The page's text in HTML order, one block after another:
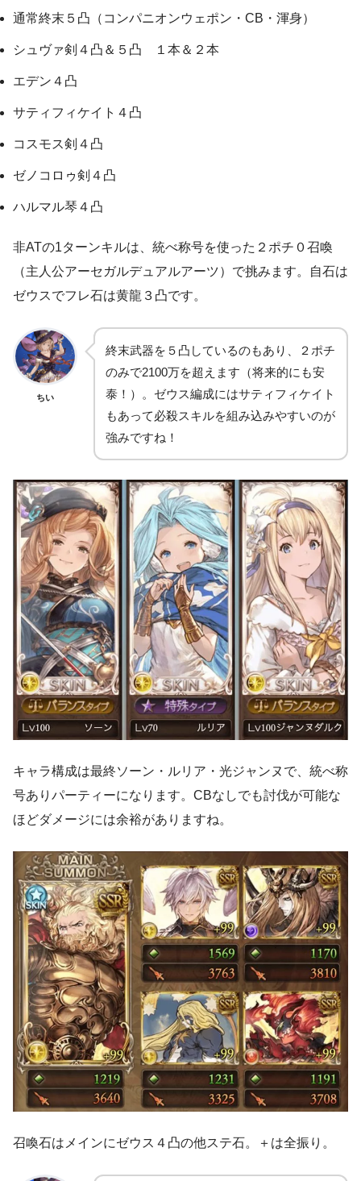
通常終末５凸（コンパニオンウェポン・CB・渾身）
シュヴァ剣４凸＆５凸 １本＆２本
エデン４凸
サティフィケイト４凸
コスモス剣４凸
ゼノコロゥ剣４凸
ハルマル琴４凸
非ATの1ターンキルは、統べ称号を使った２ポチ０召喚
（主人公アーセガルデュアルアーツ）で挑みます。自石は
ゼウスでフレ石は黄龍３凸です。
ちい
終末武器を５凸しているのもあり、２ポチ
のみで2100万を超えます（将来的にも安
泰！）。ゼウス編成にはサティフィケイト
もあって必殺スキルを組み込みやすいのが
強みですね！
キャラ構成は最終ソーン・ルリア・光ジャンヌで、統べ称
号ありパーティーになります。CBなしでも討伐が可能な
ほどダメージには余裕がありますね。
召喚石はメインにゼウス４凸の他ステ石。＋は全振り。